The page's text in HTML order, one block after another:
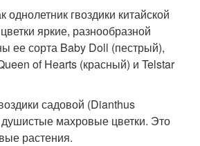
гвоздики китайской
яркие, разнообразной
ее сорта Baby Doll (пестрый),
of Hearts (красный) и Telstar
садовой (Dianthus
махровые цветки. Это
растения.